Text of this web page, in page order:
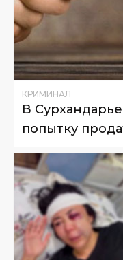
КРИМИНАЛ
В
попытку